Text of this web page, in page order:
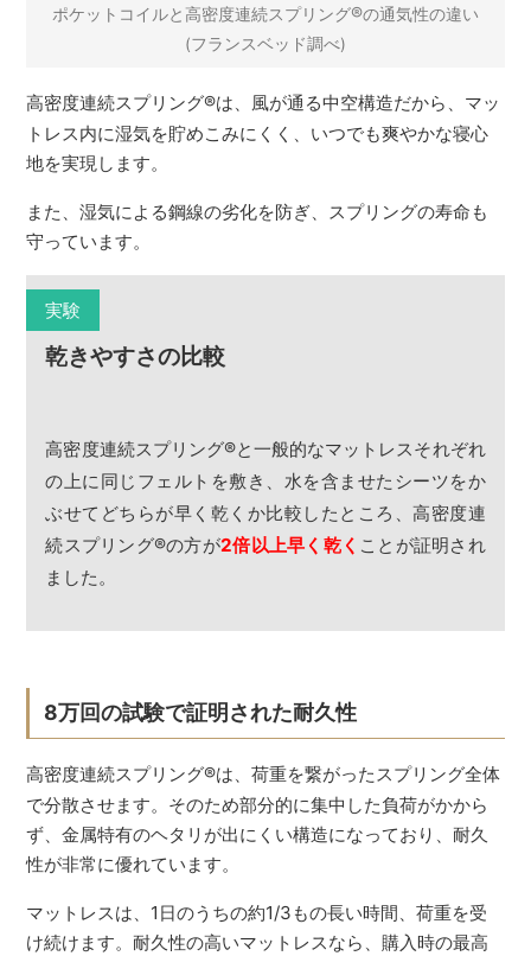
ポケットコイルと高密度連続スプリング®の通気性の違い
(フランスベッド調べ)
高密度連続スプリング®は、風が通る中空構造だから、マッ
トレス内に湿気を貯めこみにくく、いつでも爽やかな寝心
地を実現します。
また、湿気による鋼線の劣化を防ぎ、スプリングの寿命も
守っています。
実験
乾きやすさの比較
高密度連続スプリング®と一般的なマットレスそれぞれ
の上に同じフェルトを敷き、水を含ませたシーツをか
ぶせてどちらが早く乾くか比較したところ、高密度連
続スプリング®の方が2倍以上早く乾く ことが証明され
ました。
8万回の試験で証明された耐久性
高密度連続スプリング®は、荷重を繋がったスプリング全体
で分散させます。そのため部分的に集中した負荷がかから
ず、金属特有のヘタリが出にくい構造になっており、耐久
性が非常に優れています。
マットレスは、1日のうちの約1/3もの長い時間、荷重を受
け続けます。耐久性の高いマットレスなら、購入時の最高